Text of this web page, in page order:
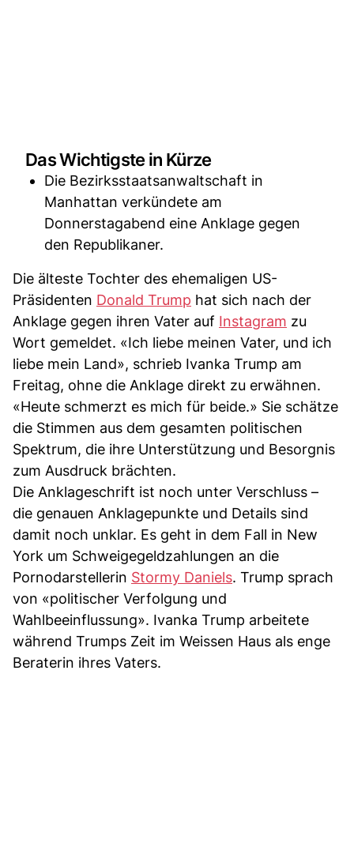
Das Wichtigste in Kürze
Die Bezirksstaatsanwaltschaft in
Manhattan verkündete am
Donnerstagabend eine Anklage gegen
den Republikaner.
Die älteste Tochter des ehemaligen US-
Präsidenten Donald Trump hat sich nach der
Anklage gegen ihren Vater auf Instagram zu
Wort gemeldet. «Ich liebe meinen Vater, und ich
liebe mein Land», schrieb Ivanka Trump am
Freitag, ohne die Anklage direkt zu erwähnen.
«Heute schmerzt es mich für beide.» Sie schätze
die Stimmen aus dem gesamten politischen
Spektrum, die ihre Unterstützung und Besorgnis
zum Ausdruck brächten.
Die Anklageschrift ist noch unter Verschluss –
die genauen Anklagepunkte und Details sind
damit noch unklar. Es geht in dem Fall in New
York um Schweigegeldzahlungen an die
Pornodarstellerin Stormy Daniels. Trump sprach
von «politischer Verfolgung und
Wahlbeeinflussung». Ivanka Trump arbeitete
während Trumps Zeit im Weissen Haus als enge
Beraterin ihres Vaters.